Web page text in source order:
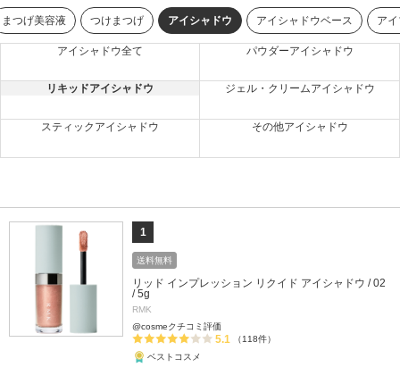
まつげ美容液 つけまつげ アイシャドウ アイシャドウベース ア
アイシャドウ全て パウダーアイシャドウ
リキッドアイシャドウ ジェル・クリームアイシャドウ
スティックアイシャドウ その他アイシャドウ
1
送料無料
リッド インプレッション リクイド アイシャドウ / 02
/ 5g
RMK
@cosmeクチコミ評価
5.1
（118件）
ベストコスメ